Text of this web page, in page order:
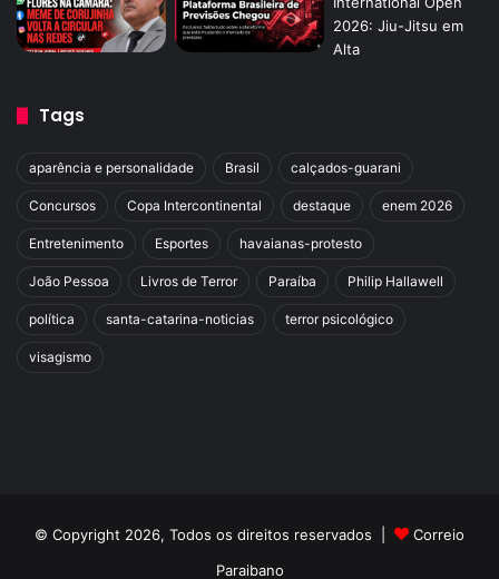
Tags
aparência e personalidade Brasil calçados-guarani
Concursos Copa Intercontinental destaque enem 2026
Entretenimento Esportes havaianas-protesto
João Pessoa Livros de Terror Paraíba Philip Hallawell
política santa-catarina-noticias terror psicológico
visagismo
© Copyright 2026, Todos os direitos reservados |
Correio
Paraibano